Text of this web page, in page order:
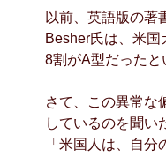
以前、英語版の著
Besher氏は、米
8割がA型だったと
さて、この異常な
しているのを聞い
「米国人は、自